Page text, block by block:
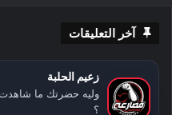
آخر التعليقات
زعيم الحلبة
وليه حضرتك ما شاهدت
؟